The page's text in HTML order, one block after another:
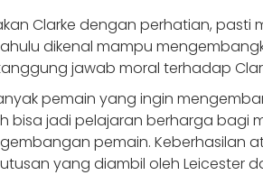
Clarke dengan perhatian, pasti
dikenal mampu
jawab moral terhadap
pemain yang ingin
bisa jadi pelajaran berharga bagi
pemain. Keberhasilan
yang diambil oleh Leicester